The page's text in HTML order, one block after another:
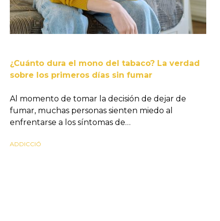
¿Cuánto dura el mono del tabaco? La verdad
sobre los primeros días sin fumar
Al momento de tomar la decisión de dejar de
fumar, muchas personas sienten miedo al
enfrentarse a los síntomas de…
ADDICCIÓ